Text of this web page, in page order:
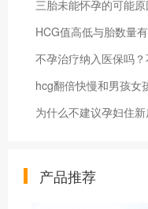
HCG值高低与胎数量
不孕治疗纳入医保吗
为什么不建议孕妇住
产品推荐